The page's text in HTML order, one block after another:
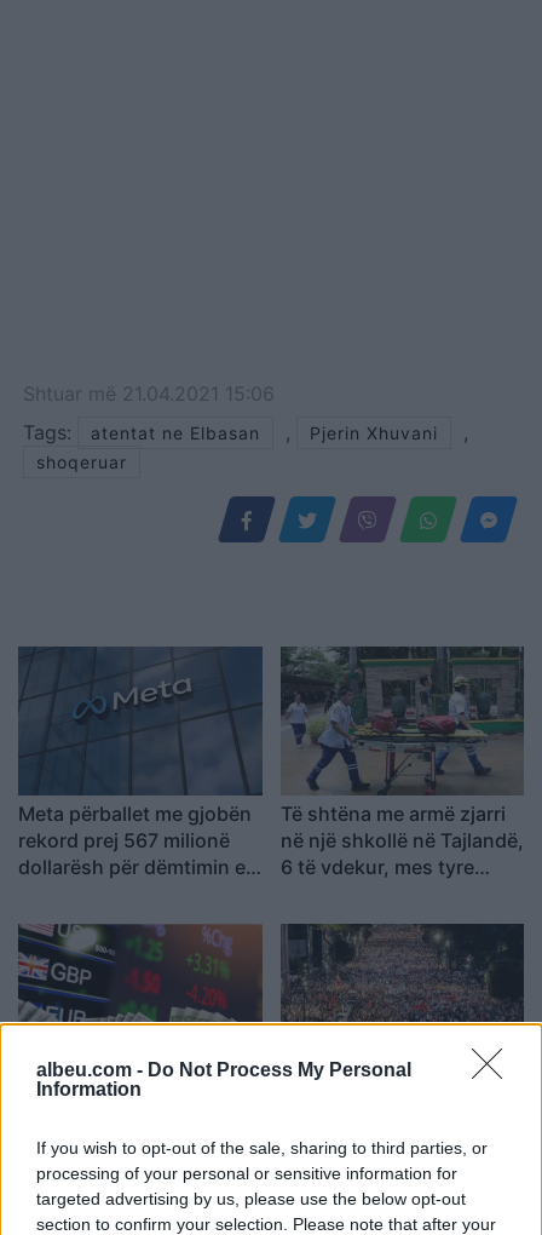
albeu.com - Do Not Process My Personal
Information
If you wish to opt-out of the sale, sharing to third parties, or
processing of your personal or sensitive information for
targeted advertising by us, please use the below opt-out
section to confirm your selection. Please note that after your
Shtuar më 21.04.2021 15:06
Tags:
atentat ne Elbasan , Pjerin Xhuvani ,
shoqeruar
Meta përballet me gjobën
rekord prej 567 milionë
dollarësh për dëmtimin e
Të shtëna me armë zjarri
në një shkollë në Tajlandë,
6 të vdekur, mes tyre
Këmbimi valutor/ Me sa
euro, çfarë ndodh me
monedhat e tjera
ndalen, të vendosur deri
në largimin e kryeministrit